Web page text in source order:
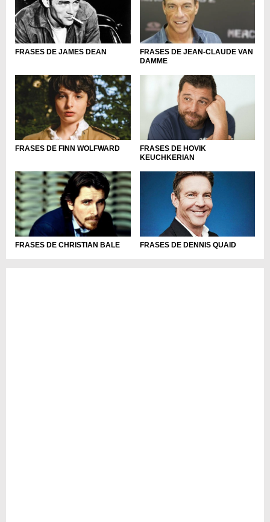
FRASES DE JAMES DEAN
FRASES DE JEAN-CLAUDE VAN
DAMME
FRASES DE FINN WOLFWARD
FRASES DE HOVIK
KEUCHKERIAN
FRASES DE CHRISTIAN BALE FRASES DE DENNIS QUAID